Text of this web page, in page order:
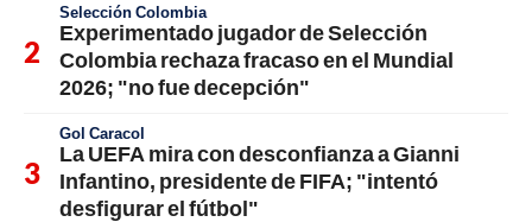
Selección Colombia
Experimentado jugador de Selección
Colombia rechaza fracaso en el Mundial
2026; "no fue decepción"
Gol Caracol
La UEFA mira con desconfianza a Gianni
Infantino, presidente de FIFA; "intentó
desfigurar el fútbol"